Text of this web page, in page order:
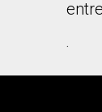
.